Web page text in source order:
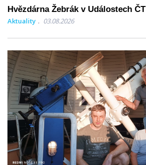
Hvězdárna Žebrák v Událostech ČT
Aktuality 03.08.2026